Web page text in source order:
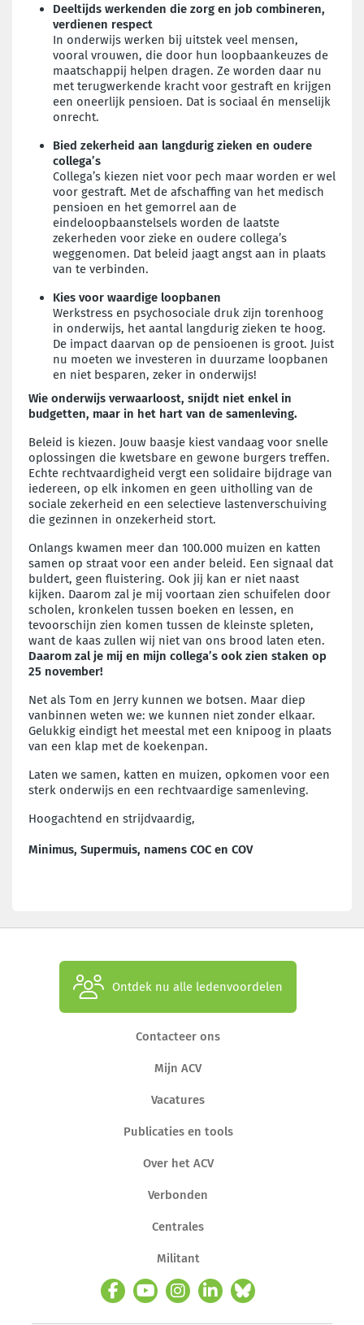
Deeltijds werkenden die zorg en job combineren,
verdienen respect
In onderwijs werken bij uitstek veel mensen,
vooral vrouwen, die door hun loopbaankeuzes de
maatschappij helpen dragen. Ze worden daar nu
met terugwerkende kracht voor gestraft en krijgen
een oneerlijk pensioen. Dat is sociaal én menselijk
onrecht.
Bied zekerheid aan langdurig zieken en oudere
collega’s
Collega’s kiezen niet voor pech maar worden er wel
voor gestraft. Met de afschaffing van het medisch
pensioen en het gemorrel aan de
eindeloopbaanstelsels worden de laatste
zekerheden voor zieke en oudere collega’s
weggenomen. Dat beleid jaagt angst aan in plaats
van te verbinden.
Kies voor waardige loopbanen
Werkstress en psychosociale druk zijn torenhoog
in onderwijs, het aantal langdurig zieken te hoog.
De impact daarvan op de pensioenen is groot. Juist
nu moeten we investeren in duurzame loopbanen
en niet besparen, zeker in onderwijs!
Wie onderwijs verwaarloost, snijdt niet enkel in
budgetten, maar in het hart van de samenleving.
Beleid is kiezen. Jouw baasje kiest vandaag voor snelle
oplossingen die kwetsbare en gewone burgers treffen.
Echte rechtvaardigheid vergt een solidaire bijdrage van
iedereen, op elk inkomen en geen uitholling van de
sociale zekerheid en een selectieve lastenverschuiving
die gezinnen in onzekerheid stort.
Onlangs kwamen meer dan 100.000 muizen en katten
samen op straat voor een ander beleid. Een signaal dat
buldert, geen fluistering. Ook jij kan er niet naast
kijken. Daarom zal je mij voortaan zien schuifelen door
scholen, kronkelen tussen boeken en lessen, en
tevoorschijn zien komen tussen de kleinste spleten,
want de kaas zullen wij niet van ons brood laten eten.
Daarom zal je mij en mijn collega’s ook zien staken op
25 november!
Net als Tom en Jerry kunnen we botsen. Maar diep
vanbinnen weten we: we kunnen niet zonder elkaar.
Gelukkig eindigt het meestal met een knipoog in plaats
van een klap met de koekenpan.
Laten we samen, katten en muizen, opkomen voor een
sterk onderwijs en een rechtvaardige samenleving.
Hoogachtend en strijdvaardig,
Minimus, Supermuis, namens COC en COV
Ontdek nu alle ledenvoordelen
Contacteer ons
Mijn ACV
Vacatures
Publicaties en tools
Over het ACV
Verbonden
Centrales
Militant